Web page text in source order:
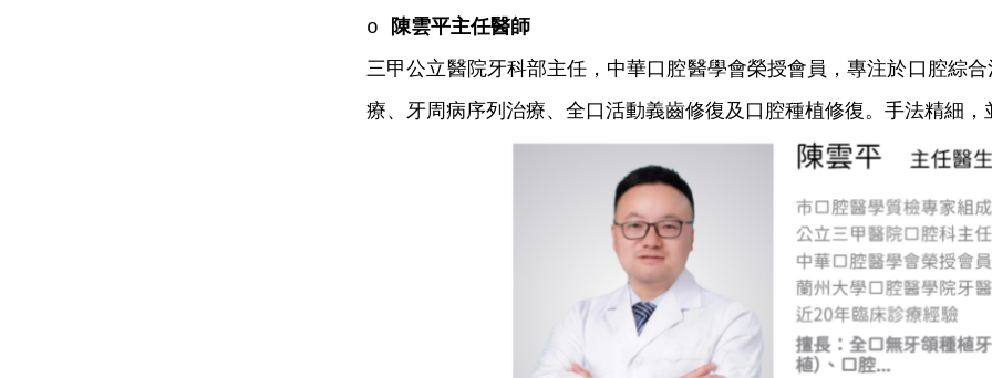
o 陳雲平主任醫師
三甲公立醫院牙科部主任，中華口腔醫學會榮授會員，專注於口腔綜
療、牙周病序列治療、全口活動義齒修復及口腔種植修復。手法精細